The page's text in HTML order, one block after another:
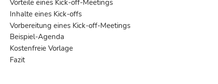
Vorteile eines Kick-off-Meetings
Inhalte eines Kick-offs
Vorbereitung eines Kick-off-Meetings
Beispiel-Agenda
Kostenfreie Vorlage
Fazit